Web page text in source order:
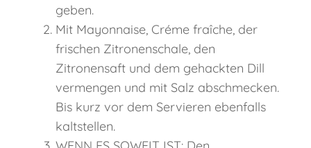
geben.
Mit Mayonnaise, Créme fraîche, der
frischen Zitronenschale, den
Zitronensaft und dem gehackten Dill
vermengen und mit Salz abschmecken.
Bis kurz vor dem Servieren ebenfalls
kaltstellen.